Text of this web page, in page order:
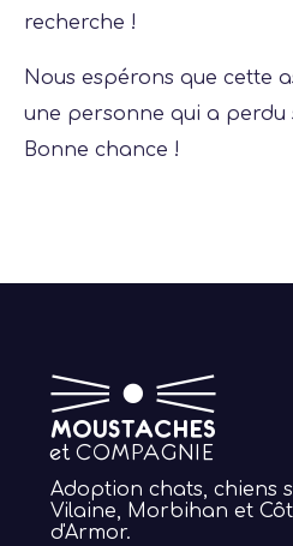
recherche !
Nous espérons que cette
une personne qui a perdu
Bonne chance !
Adoption chats, chiens
Vilaine, Morbihan et
d'Armor.